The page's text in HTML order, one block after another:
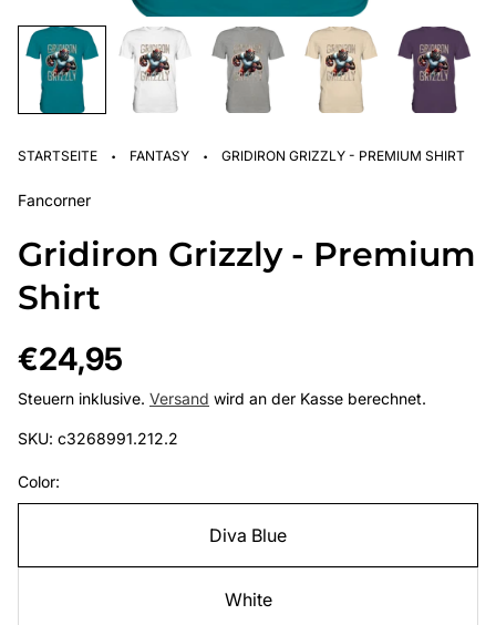
STARTSEITE · FANTASY · GRIDIRON GRIZZLY - PREMIUM SHIRT
Fancorner
Gridiron Grizzly - Premium
Shirt
Regulärer
Preis
€24,95
Steuern inklusive. Versand wird an der Kasse berechnet.
SKU: c3268991.212.2
Color:
Diva Blue
White